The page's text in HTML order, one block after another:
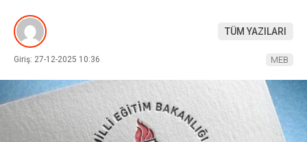
TÜM YAZILARI
Giriş: 27-12-2025 10:36 MEB